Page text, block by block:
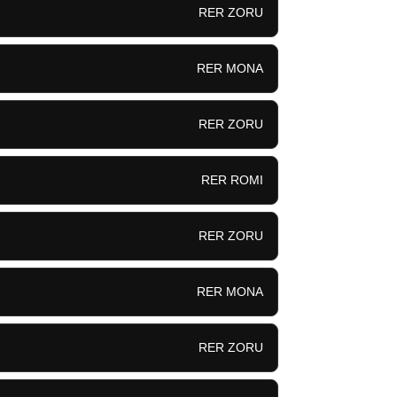
RER ZORU
RER MONA
RER ZORU
RER ROMI
RER ZORU
RER MONA
RER ZORU